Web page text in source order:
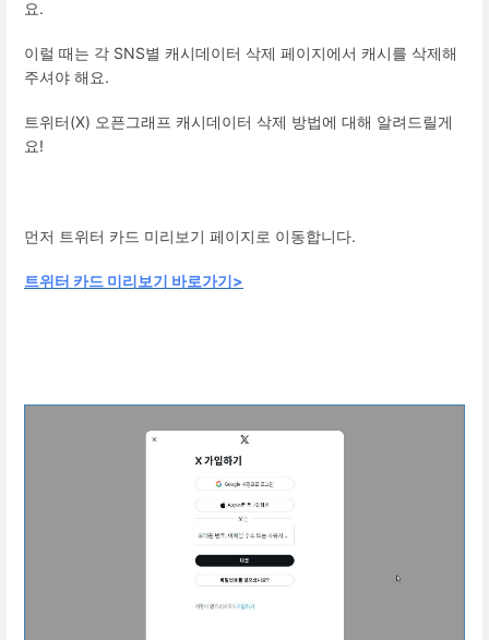
요.
이럴 때는 각 SNS별 캐시데이터 삭제 페이지에서 캐시를 삭제해
주셔야 해요.
트위터(X) 오픈그래프 캐시데이터 삭제 방법에 대해 알려드릴게
요!
먼저 트위터 카드 미리보기 페이지로 이동합니다.
트위터 카드 미리보기 바로가기>